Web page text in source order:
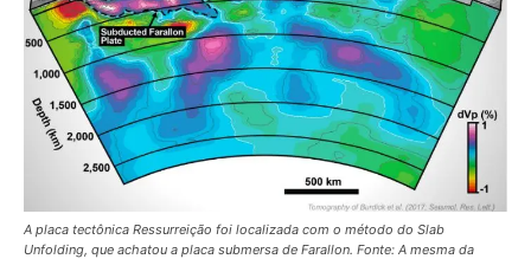
A placa tectônica Ressurreição foi localizada com o método do Slab
Unfolding, que achatou a placa submersa de Farallon. Fonte: A mesma da